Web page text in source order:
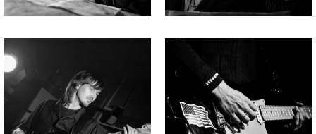
Файл
изображения
Файл
изображения